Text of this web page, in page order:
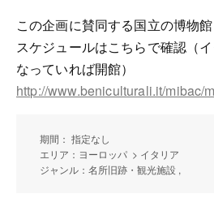
この企画に賛同する国立の博物
スケジュールはこちらで確認（
なっていれば開館）
http://www.beniculturali.it/mibac/
期間： 指定なし
エリア：ヨーロッパ > イタリア
ジャンル：名所旧跡・観光施設 ,